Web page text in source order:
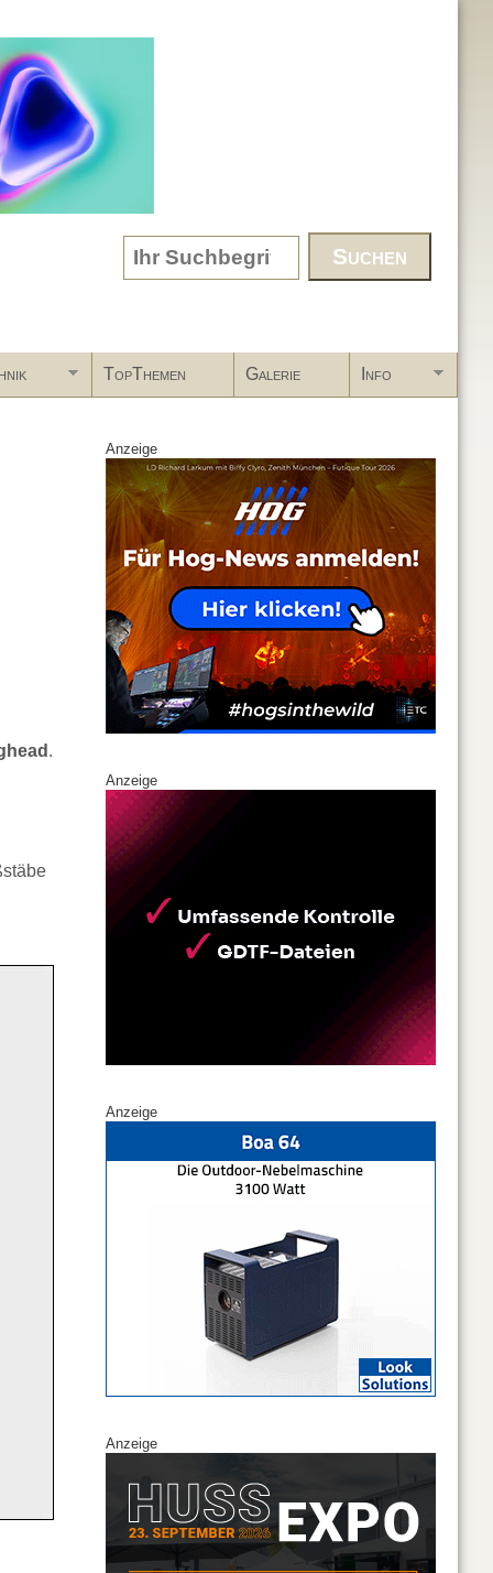
Search form
TopThemen Galerie Info
.
Anzeige
Anzeige
Anzeige
Anzeige